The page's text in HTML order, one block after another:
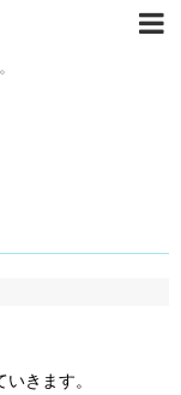
きます。